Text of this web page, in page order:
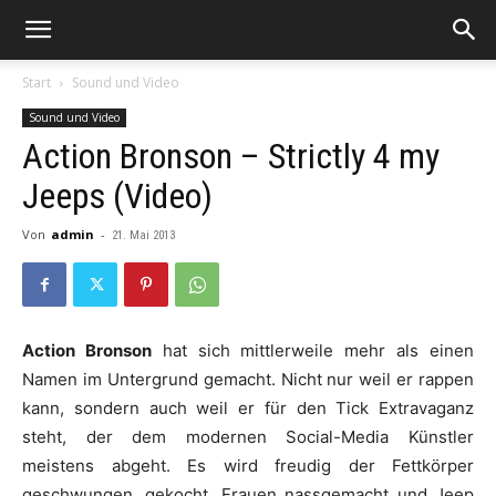
Start Sound und Video
Sound und Video
Action Bronson – Strictly 4 my
Jeeps (Video)
Von admin - 21. Mai 2013
Action Bronsonhat sich mittlerweile mehr als einen
Namen im Untergrund gemacht. Nicht nur weil er rappen
kann, sondern auch weil er für den Tick Extravaganz
steht, der dem modernen Social-Media Künstler
meistens abgeht. Es wird freudig der Fettkörper